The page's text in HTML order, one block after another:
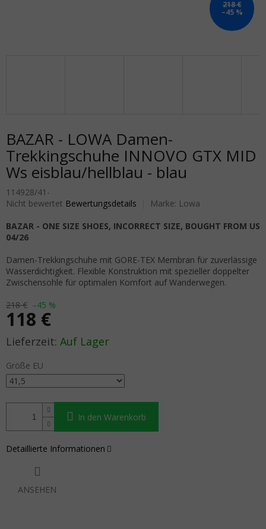
218 €
–45 %
BAZAR - LOWA Damen-
Trekkingschuhe INNOVO GTX MID
Ws eisblau/hellblau - blau
114928/41-
Die durchschnittliche Produktbewertung ist 0,0 von 5 Sternen.
Nicht bewertet Bewertungsdetails Marke: Lowa
218 € –45 %
118 €
Verkaufspreis: Auf Lager
Größe EU
In den Warenkorb
BAZAR - ONE SIZE SHOES, INCORRECT SIZE, BOUGHT FROM US
04/26
Damen-Trekkingschuhe mit GORE-TEX Membran für zuverlässige
Wasserdichtigkeit. Flexible Konstruktion mit spezieller doppelter
Zwischensohle für optimalen Komfort auf Wanderwegen.
Detaillierte Informationen
ANSEHEN